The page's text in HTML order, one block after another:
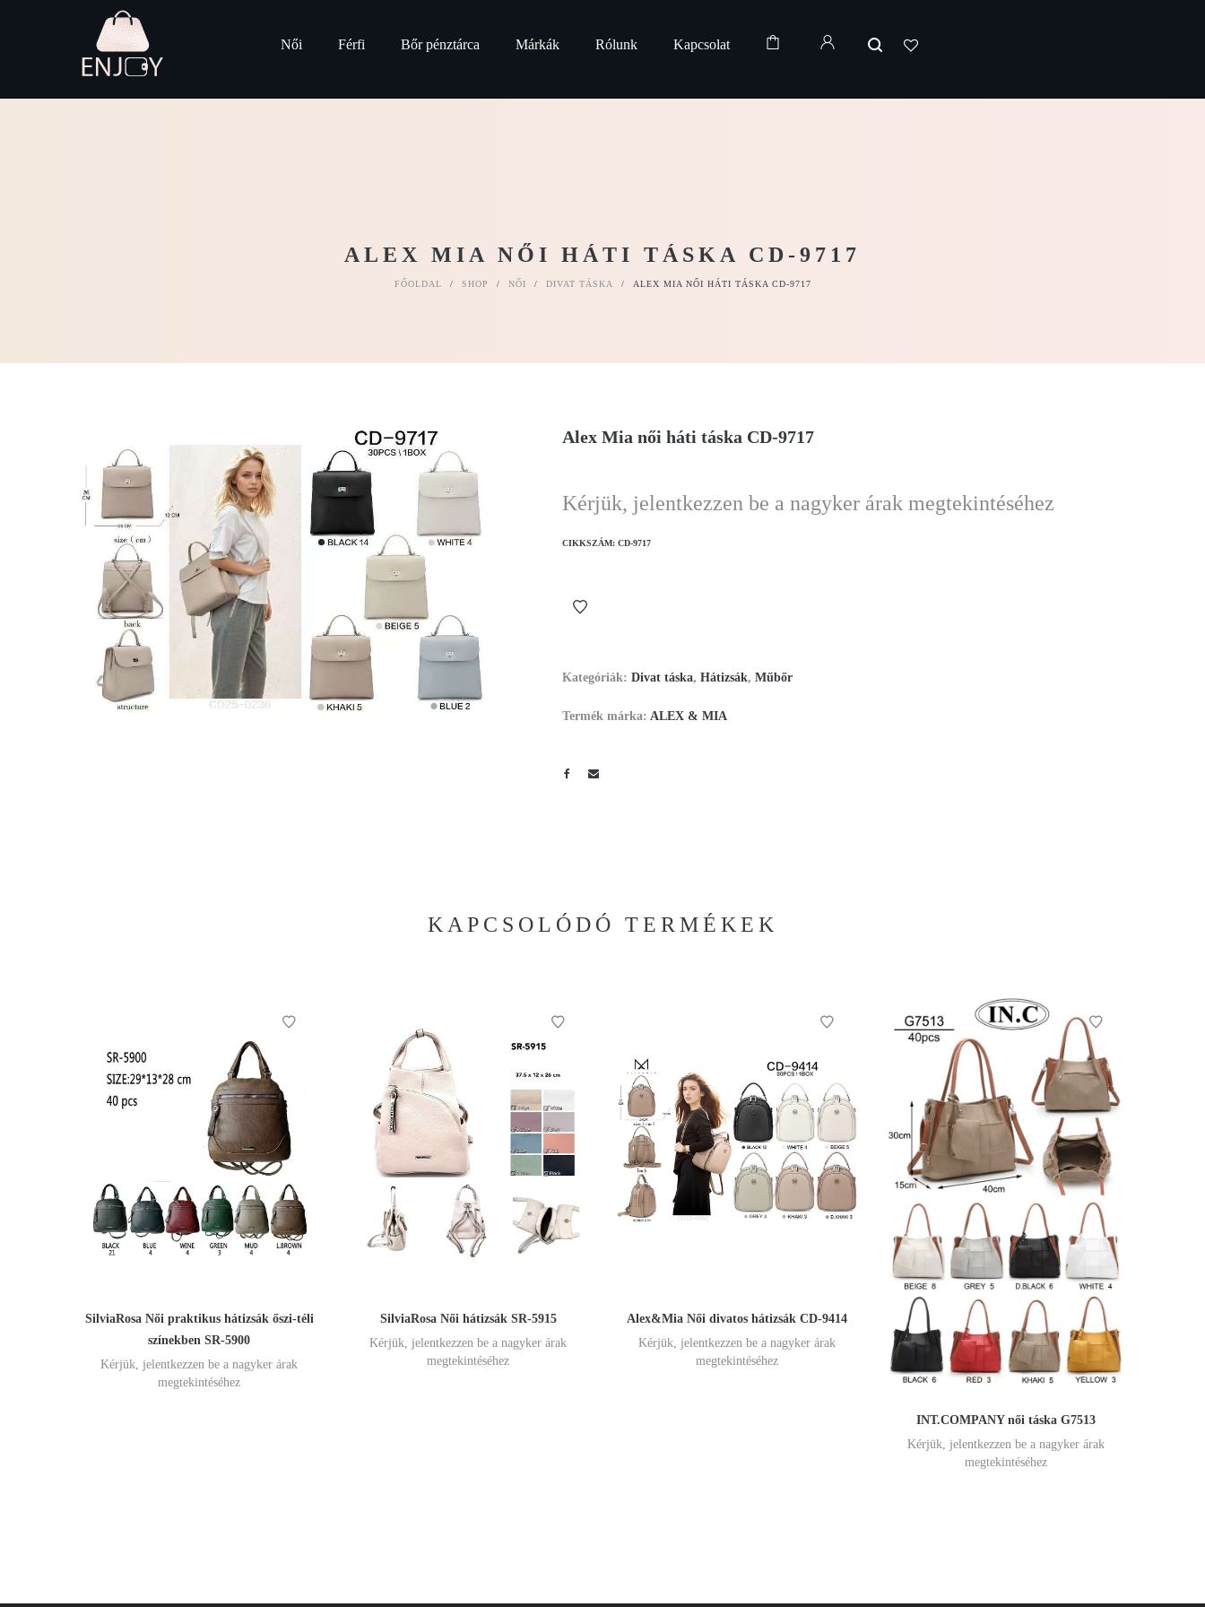
Női Férfi Bőr pénztárca Márkák Rólunk Kapcsolat
ALEX MIA NŐI HÁTI TÁSKA CD-9717
FŐOLDAL / SHOP / NŐI / DIVAT TÁSKA / ALEX MIA NŐI HÁTI TÁSKA CD-9717
Alex Mia női háti táska CD-9717
Kérjük, jelentkezzen be a nagyker árak megtekintéséhez
CIKKSZÁM: CD-9717
Kategóriák: Divat táska, Hátizsák, Műbőr
Termék márka: ALEX & MIA
KAPCSOLÓDÓ TERMÉKEK
SilviaRosa Női praktikus hátizsák őszi-téli
színekben SR-5900
Kérjük, jelentkezzen be a nagyker árak
megtekintéséhez
SilviaRosa Női hátizsák SR-5915
Kérjük, jelentkezzen be a nagyker árak
megtekintéséhez
Alex&Mia Női divatos hátizsák CD-9414
Kérjük, jelentkezzen be a nagyker árak
megtekintéséhez
INT.COMPANY női táska G7513
Kérjük, jelentkezzen be a nagyker árak
megtekintéséhez